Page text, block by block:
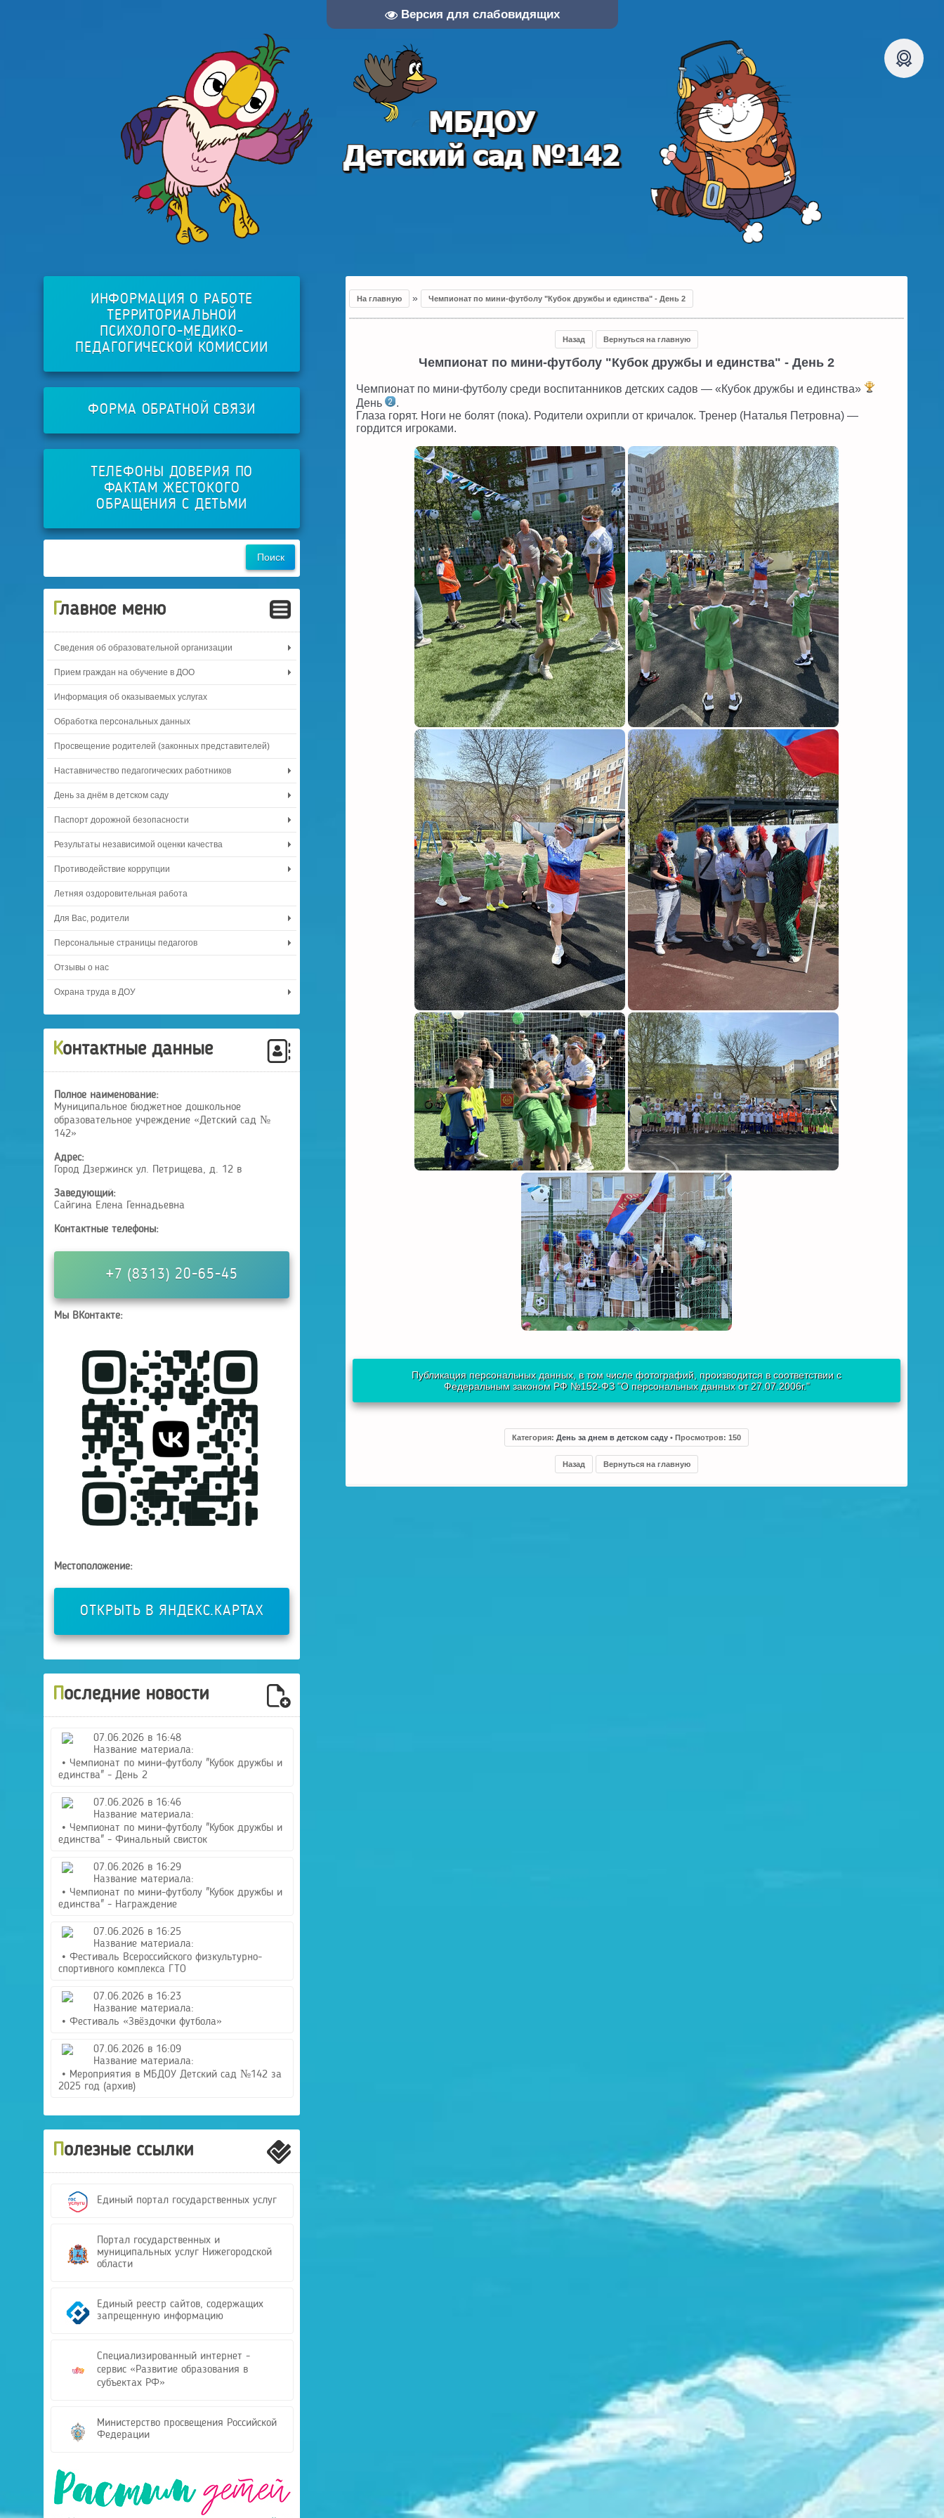
Версия для слабовидящих
ИНФОРМАЦИЯ О РАБОТЕ
ТЕРРИТОРИАЛЬНОЙ
ПСИХОЛОГО-МЕДИКО-
ПЕДАГОГИЧЕСКОЙ КОМИССИИ
ФОРМА ОБРАТНОЙ СВЯЗИ
ТЕЛЕФОНЫ ДОВЕРИЯ ПО
ФАКТАМ ЖЕСТОКОГО
ОБРАЩЕНИЯ С ДЕТЬМИ
Главное меню
Сведения об образовательной организации
Прием граждан на обучение в ДОО
Информация об оказываемых услугах
Обработка персональных данных
Просвещение родителей (законных представителей)
Наставничество педагогических работников
День за днём в детском саду
Паспорт дорожной безопасности
Результаты независимой оценки качества
Противодействие коррупции
Летняя оздоровительная работа
Для Вас, родители
Персональные страницы педагогов
Отзывы о нас
Охрана труда в ДОУ
Контактные данные
Полное наименование:
Муниципальное бюджетное дошкольное
образовательное учреждение «Детский сад №
142»
Адрес:
Город Дзержинск ул. Петрищева, д. 12 в
Заведующий:
Сайгина Елена Геннадьевна
Контактные телефоны:
+7 (8313) 20-65-45
Мы ВКонтакте:
Местоположение:
ОТКРЫТЬ В ЯНДЕКС.КАРТАХ
Последние новости
07.06.2026 в 16:48
Название материала:
• Чемпионат по мини-футболу "Кубок дружбы и
единства" - День 2
07.06.2026 в 16:46
Название материала:
• Чемпионат по мини-футболу "Кубок дружбы и
единства" - Финальный свисток
07.06.2026 в 16:29
Название материала:
• Чемпионат по мини-футболу "Кубок дружбы и
единства" - Награждение
07.06.2026 в 16:25
Название материала:
• Фестиваль Всероссийского физкультурно-
спортивного комплекса ГТО
07.06.2026 в 16:23
Название материала:
• Фестиваль «Звёздочки футбола»
07.06.2026 в 16:09
Название материала:
• Мероприятия в МБДОУ Детский сад №142 за
2025 год (архив)
Полезные ссылки
Единый портал государственных услуг
Портал государственных и
муниципальных услуг Нижегородской
области
Единый реестр сайтов, содержащих
запрещенную информацию
Специализированный интернет -
сервис «Развитие образования в
субъектах РФ»
Министерство просвещения Российской
Федерации
На главную » Чемпионат по мини-футболу "Кубок дружбы и единства" - День 2
Назад Вернуться на главную
Чемпионат по мини-футболу "Кубок дружбы и единства" - День 2
Чемпионат по мини-футболу среди воспитанников детских садов — «Кубок дружбы и единства»
День
.
Глаза горят. Ноги не болят (пока). Родители охрипли от кричалок. Тренер (Наталья Петровна) —
гордится игроками.
Публикация персональных данных, в том числе фотографий, производится в соответствии с
Федеральным законом РФ №152-ФЗ "О персональных данных от 27.07.2006г."
Категория: День за днем в детском саду • Просмотров: 150
Назад Вернуться на главную